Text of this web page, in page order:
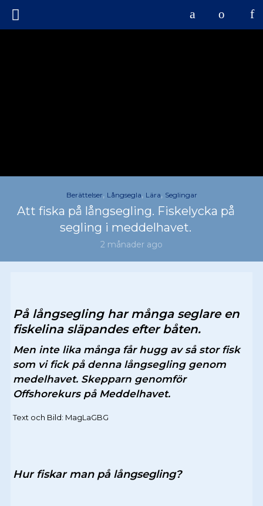
Berättelser, Långsegla, Lära, Seglingar
Att fiska på långsegling. Fiskelycka på
segling i meddelhavet.
2 månader ago
På långsegling har många seglare en
fiskelina släpandes efter båten.
Men inte lika många får hugg av så stor fisk
som vi fick på denna långsegling genom
medelhavet. Skepparn genomför
Offshorekurs på Meddelhavet.
Text och Bild: MagLaGBG
Hur fiskar man på långsegling?